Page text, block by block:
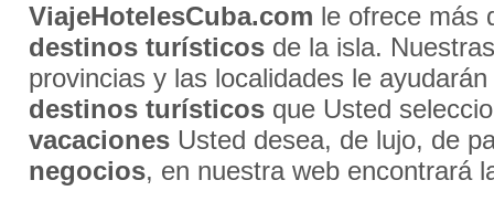
ViajeHotelesCuba.com le ofrece más
destinos turísticosde la isla.
provincias y las localidades le
destinos turísticosque Usted
vacacionesUsted desea, de lujo, de
negocios, en nuestra web encontrará